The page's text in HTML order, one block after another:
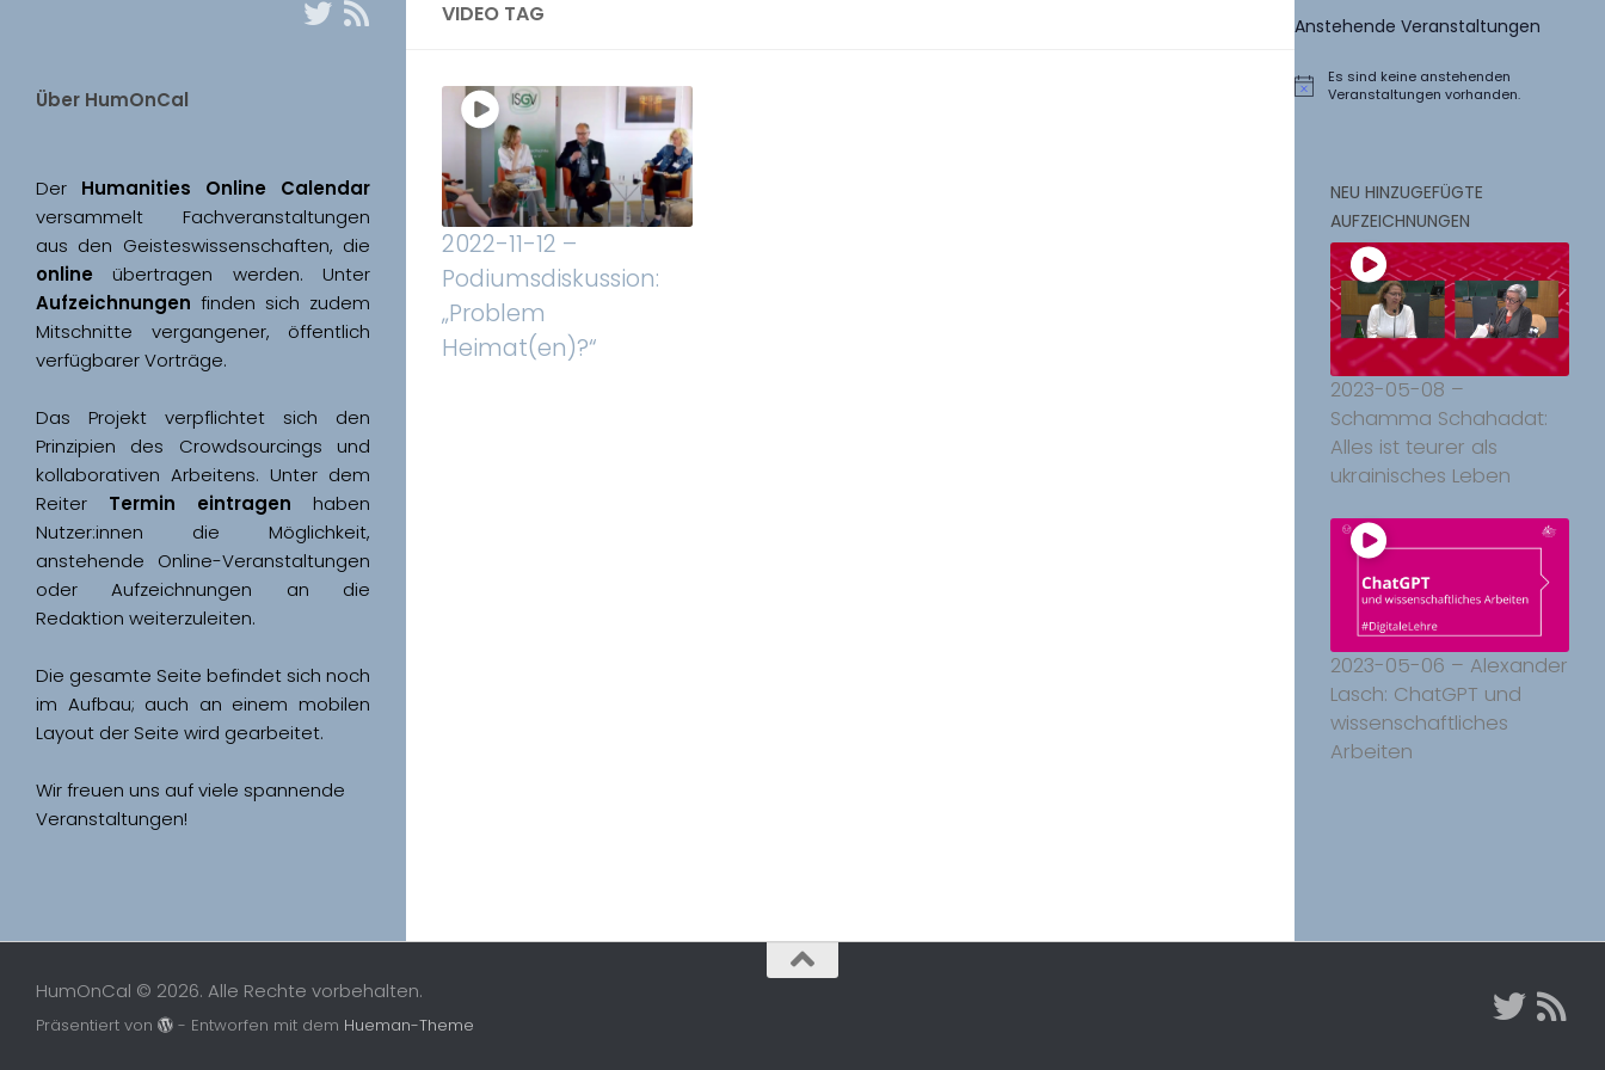
VIDEO TAG
2022-11-12 –
Podiumsdiskussion:
„Problem
Heimat(en)?“
Über HumOnCal
Der
versammelt Fachveranstaltungen
online
Aufzeichnungen finden sich zudem
Mitschnitte vergangener, öffentlich
Das Projekt verpflichtet sich den
Prinzipien des Crowdsourcings und
kollaborativen Arbeitens. Unter dem
Reiter Termin eintragen haben
Nutzer:innen die Möglichkeit,
anstehende Online-Veranstaltungen
oder Aufzeichnungen an die
Redaktion weiterzuleiten.
Die gesamte Seite befindet sich noch
im Aufbau; auch an einem mobilen
Wir freuen uns auf viele spannende
Veranstaltungen!
Anstehende Veranstaltungen
Hinweis
Es sind keine anstehenden
Veranstaltungen vorhanden.
NEU HINZUGEFÜGTE
AUFZEICHNUNGEN
2023-05-08 –
Schamma Schahadat:
Alles ist teurer als
ukrainisches Leben
2023-05-06 – Alexander
Lasch: ChatGPT und
wissenschaftliches
Arbeiten
HumOnCal © 2026. Alle Rechte vorbehalten.
Präsentiert von - Entworfen mit dem Hueman-Theme